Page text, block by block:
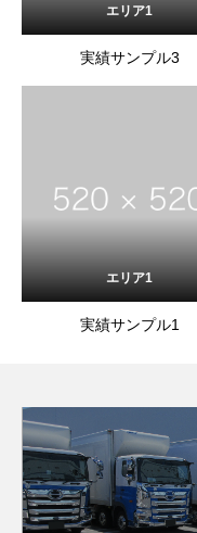
エリア1
実績サンプル3
エリア1
実績サンプル1